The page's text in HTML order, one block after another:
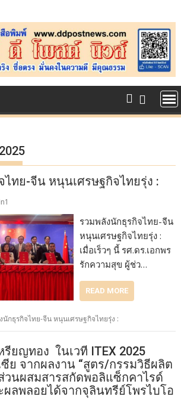
ไทย-จีน หนุนเศรษฐกิจไทยรุ่ง :
รวมพลังนักธุรกิจไทย-จีน
หนุนเศรษฐกิจไทยรุ่ง :
เมื่อเร็วๆ นี้ รศ.ดร.เอกพร
รักความสุข ผู้ช่ว…
READ MORE
นักธุรกิจไทย-จีน หนุนเศรษฐกิจไทยรุ่ง :
รียญทอง ในเวที ITEX 2025
ย จากผลงาน “สูตร/กรรมวิธีผลิต
นผสมสารสกัดพอลิแซ็กคาไรด์
ผลพลอยได้จากจุลินทรีย์โพรไบโอ